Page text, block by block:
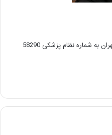
شماره نظام پزشکی 58290